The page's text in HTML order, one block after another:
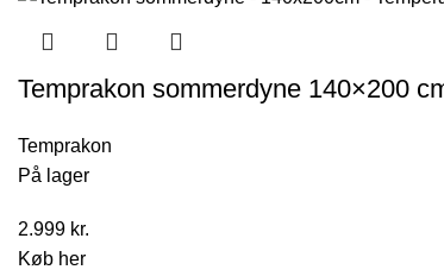
Temprakon sommerdyne 140×200
Temprakon
På lager
2.999 kr.
Køb her